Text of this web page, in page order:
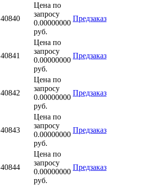
40840
Цена по
запросу
0.00000000
руб.
Предзаказ
40841
Цена по
запросу
0.00000000
руб.
Предзаказ
40842
Цена по
запросу
0.00000000
руб.
Предзаказ
40843
Цена по
запросу
0.00000000
руб.
Предзаказ
40844
Цена по
запросу
0.00000000
руб.
Предзаказ